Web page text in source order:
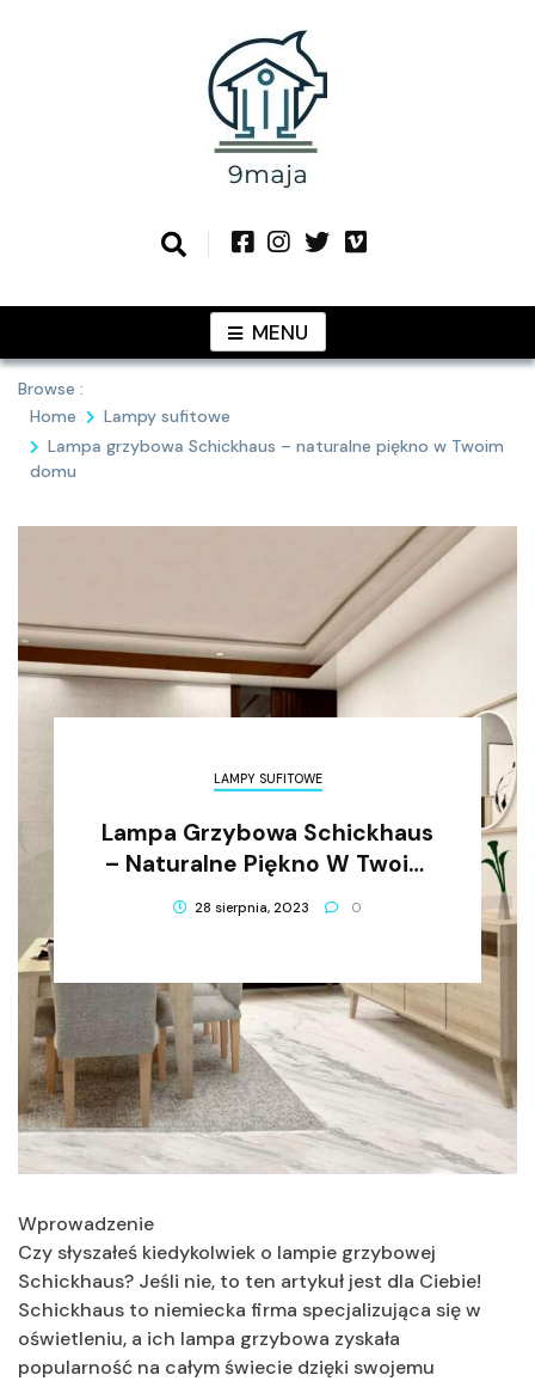
9MAJApomysłami
MENU
Browse :
Home
Lampy sufitowe
Lampa grzybowa Schickhaus – naturalne piękno w Twoim
domu
LAMPY SUFITOWE
Lampa Grzybowa Schickhaus
– Naturalne Piękno W Twoim
28 sierpnia, 2023 0
Wprowadzenie
Czy słyszałeś kiedykolwiek o lampie grzybowej
Schickhaus? Jeśli nie, to ten artykuł jest dla Ciebie!
Schickhaus to niemiecka firma specjalizująca się w
oświetleniu, a ich lampa grzybowa zyskała
popularność na całym świecie dzięki swojemu